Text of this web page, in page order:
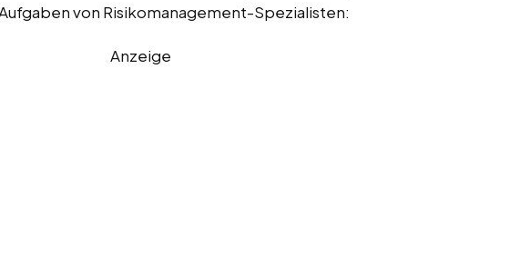
von Risikomanagement-Spezialisten:
Anzeige